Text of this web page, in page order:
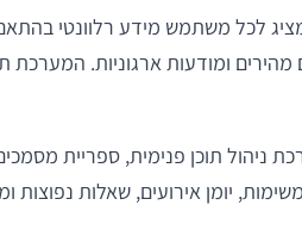
לכל משתמש מידע רלוונטי
מהירים ומודעות ארגוניות.
ניהול תוכן פנימית, ספריית
משימות, יומן אירועים, שאלות נפוצות